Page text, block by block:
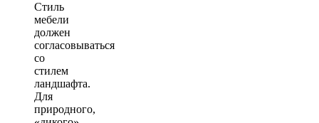
Стиль
мебели
должен
согласовываться
со
стилем
ландшафта.
Для
природного,